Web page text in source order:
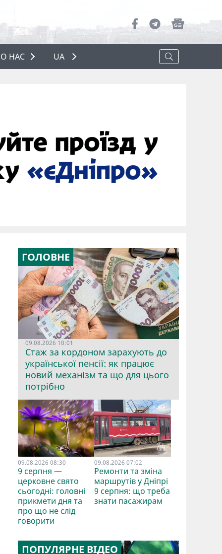
НАС
НАС
UA
ГОЛОВНЕ
09.08.2026 10:01
Стаж за кордоном зарахують до
української пенсії: як працює
новий механізм та що для цього
потрібно
09.08.2026 08:30
9 серпня —
церковне свято
сьогодні: головні
прикмети дня та
про що не слід
говорити
09.08.2026 07:02
Ремонти та зміна
маршрутів у Дніпрі
9 серпня: що треба
знати пасажирам
ПОПУЛЯРНЕ ВІДЕО